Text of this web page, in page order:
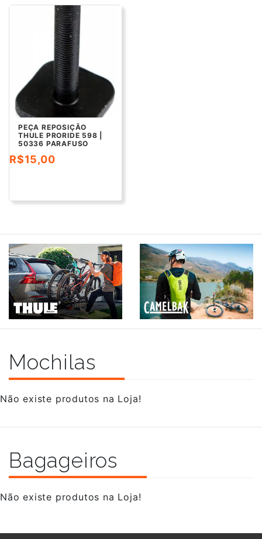
PEÇA REPOSIÇÃO
THULE PRORIDE 598 |
50336 PARAFUSO
R$15,00
Mochilas
Não existe produtos na Loja!
Bagageiros
Não existe produtos na Loja!